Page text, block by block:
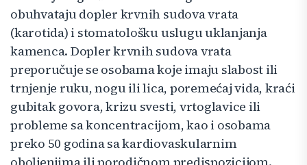
obuhvataju dopler krvnih sudova vrata
(karotida) i stomatološku uslugu uklanjanja
kamenca. Dopler krvnih sudova vrata
preporučuje se osobama koje imaju slabost ili
trnjenje ruku, nogu ili lica, poremećaj vida, kraći
gubitak govora, krizu svesti, vrtoglavice ili
probleme sa koncentracijom, kao i osobama
preko 50 godina sa kardiovaskularnim